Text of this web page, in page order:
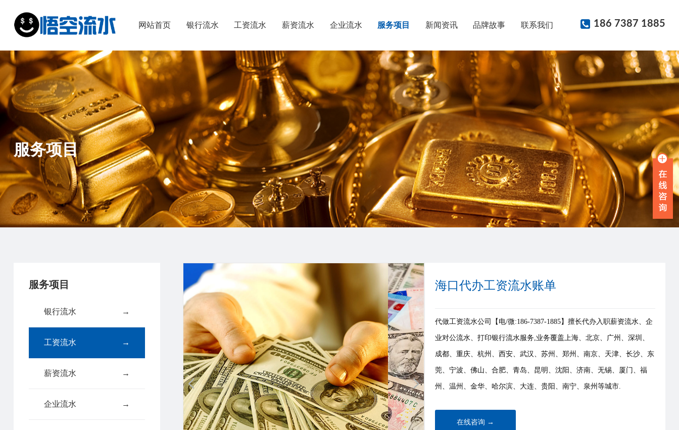
186 7387 1885
网站首页 银行流水 工资流水 薪资流水 企业流水 服务项目 新闻资讯 品牌故事 联系我们
服务项目
服务项目
银行流水 →
工资流水 →
薪资流水 →
企业流水 →
海口代办工资流水账单
代做工资流水公司【电/微:186-7387-1885】擅长代办入职薪资流水、企
业对公流水、打印银行流水服务,业务覆盖上海、北京、广州、深圳、
成都、重庆、杭州、西安、武汉、苏州、郑州、南京、天津、长沙、东
莞、宁波、佛山、合肥、青岛、昆明、沈阳、济南、无锡、厦门、福
州、温州、金华、哈尔滨、大连、贵阳、南宁、泉州等城市.
在线咨询 →